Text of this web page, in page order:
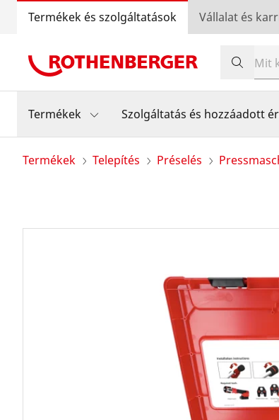
Termékek és szolgáltatások Vállalat és
Termékek Szolgáltatás és hozzáadott
Termékek Telepítés Préselés